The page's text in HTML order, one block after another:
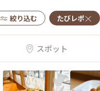
絞り込む たびレポ
スポット